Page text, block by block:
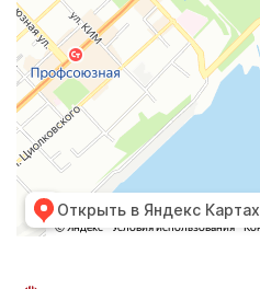
Открыть в Яндекс Картах